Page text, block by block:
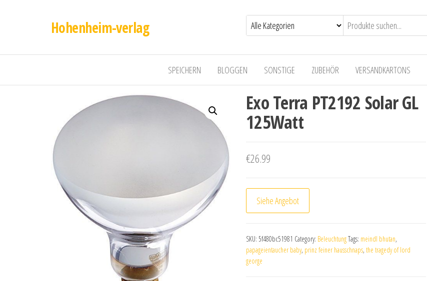
Hohenheim-verlag
SPEICHERN BLOGGEN SONSTIGE ZUBEHÖR VERSANDKARTONS
Exo Terra PT2192 Solar GL
125Watt
€26.99
Siehe Angebot
SKU: 5f480bc51981 Category: BeleuchtungTags: meindl bhutan,
papageientaucher baby, prinz feiner hausschnaps, the tragedy of lord
george